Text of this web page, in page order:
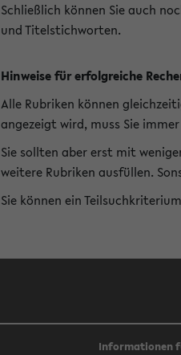
Schließlich können Sie auch
und Titelstichworten.
Hinweise für erfolgreiche
Alle Rubriken können
angezeigt wird, muss Sie
Sie sollten aber erst mit
weitere Rubriken ausfüllen.
Sie können ein
Informationen